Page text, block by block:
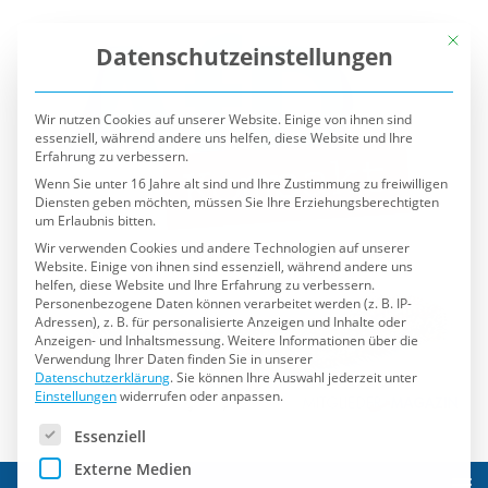
Mit
Datenschutzeinstellungen
Wir nutzen Cookies auf unserer Website. Einige von ihnen sind
essenziell, während andere uns helfen, diese Website und Ihre
Erfahrung zu verbessern.
Wenn Sie unter 16 Jahre alt sind und Ihre Zustimmung zu freiwilligen
Diensten geben möchten, müssen Sie Ihre Erziehungsberechtigten
um Erlaubnis bitten.
Wir verwenden Cookies und andere Technologien auf unserer
Website. Einige von ihnen sind essenziell, während andere uns
helfen, diese Website und Ihre Erfahrung zu verbessern.
Personenbezogene Daten können verarbeitet werden (z. B. IP-
Adressen), z. B. für personalisierte Anzeigen und Inhalte oder
Anzeigen- und Inhaltsmessung. Weitere Informationen über die
Verwendung Ihrer Daten finden Sie in unserer
Datenschutzerklärung Sie können Ihre Auswahl jederzeit unter
Einstellungenwiderrufen oder anpassen.
Es folgt eine Liste der Service-Gruppen, für die eine
Essenziell
Externe Medien